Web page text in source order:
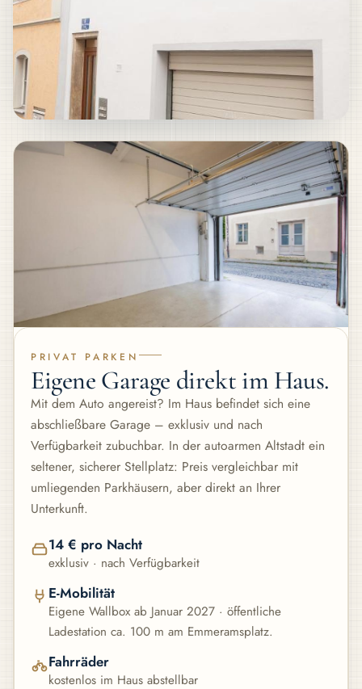
PRIVAT PARKEN
Eigene Garage direkt im Haus.
Mit dem Auto angereist? Im Haus befindet sich eine
abschließbare Garage – exklusiv und nach
Verfügbarkeit zubuchbar. In der autoarmen Altstadt ein
seltener, sicherer Stellplatz: Preis vergleichbar mit
umliegenden Parkhäusern, aber direkt an Ihrer
Unterkunft.
14 € pro Nacht
exklusiv · nach Verfügbarkeit
E-Mobilität
Eigene Wallbox ab Januar 2027 · öffentliche
Ladestation ca. 100 m am Emmeramsplatz.
Fahrräder
kostenlos im Haus abstellbar